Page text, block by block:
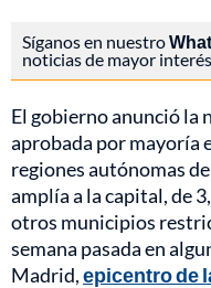
Síganos en nuestro
noticias de mayor interés
El gobierno anunció la
aprobada por mayoría
regiones autónomas
amplía a la capital, de
otros municipios
semana pasada en
Madrid,epicentro de